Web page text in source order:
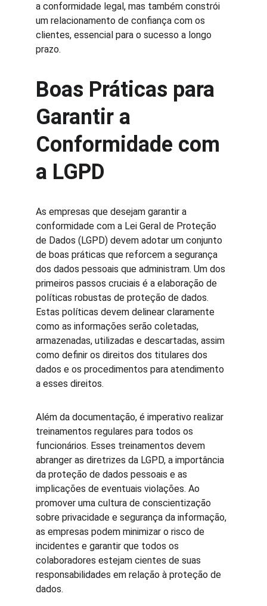
a conformidade legal, mas também constrói
um relacionamento de confiança com os
clientes, essencial para o sucesso a longo
prazo.
Boas Práticas para
Garantir a
Conformidade com
a LGPD
As empresas que desejam garantir a
conformidade com a Lei Geral de Proteção
de Dados (LGPD) devem adotar um conjunto
de boas práticas que reforcem a segurança
dos dados pessoais que administram. Um dos
primeiros passos cruciais é a elaboração de
políticas robustas de proteção de dados.
Estas políticas devem delinear claramente
como as informações serão coletadas,
armazenadas, utilizadas e descartadas, assim
como definir os direitos dos titulares dos
dados e os procedimentos para atendimento
a esses direitos.
Além da documentação, é imperativo realizar
treinamentos regulares para todos os
funcionários. Esses treinamentos devem
abranger as diretrizes da LGPD, a importância
da proteção de dados pessoais e as
implicações de eventuais violações. Ao
promover uma cultura de conscientização
sobre privacidade e segurança da informação,
as empresas podem minimizar o risco de
incidentes e garantir que todos os
colaboradores estejam cientes de suas
responsabilidades em relação à proteção de
dados.